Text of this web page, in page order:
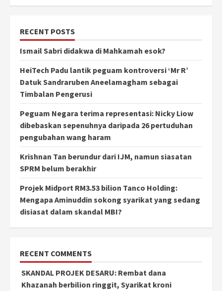
RECENT POSTS
Ismail Sabri didakwa di Mahkamah esok?
HeiTech Padu lantik peguam kontroversi ‘Mr R’
Datuk Sandraruben Aneelamagham sebagai
Timbalan Pengerusi
Peguam Negara terima representasi: Nicky Liow
dibebaskan sepenuhnya daripada 26 pertuduhan
pengubahan wang haram
Krishnan Tan berundur dari IJM, namun siasatan
SPRM belum berakhir
Projek Midport RM3.53 bilion Tanco Holding:
Mengapa Aminuddin sokong syarikat yang sedang
disiasat dalam skandal MBI?
RECENT COMMENTS
SKANDAL PROJEK DESARU: Rembat dana
Khazanah berbilion ringgit, Syarikat kroni